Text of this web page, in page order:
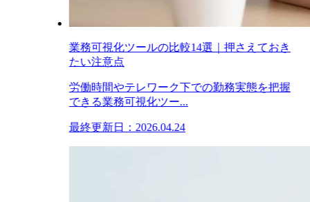
業務可視化ツールの比較14選｜押さえておき
たい注意点
労働時間やテレワーク下での勤務実態を把握
できる業務可視化ツー...
最終更新日：2026.04.24